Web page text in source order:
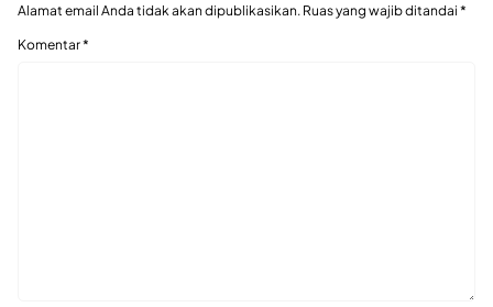
Alamat email Anda tidak akan dipublikasikan. Ruas yang wajib ditandai *
Komentar*